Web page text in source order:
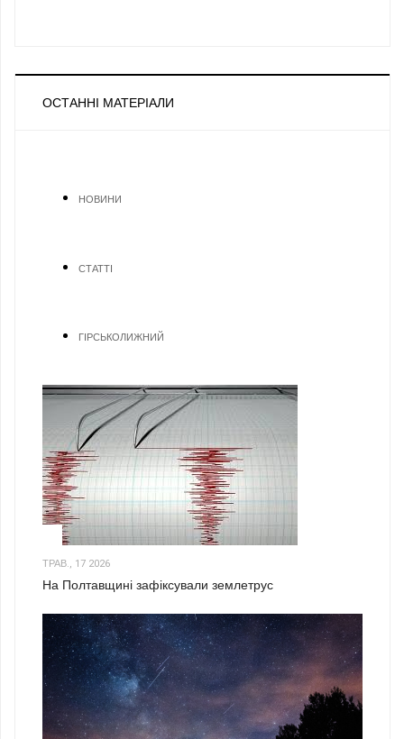
ОСТАННІ МАТЕРІАЛИ
НОВИНИ
СТАТТІ
ГІРСЬКОЛИЖНИЙ
ТРАВ., 17 2026
На Полтавщині зафіксували землетрус